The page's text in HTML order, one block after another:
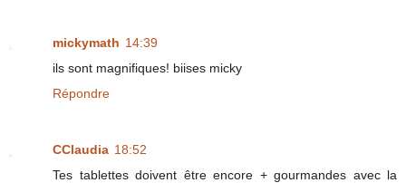
mickymath 14:39
ils sont magnifiques! biises micky
Répondre
CClaudia 18:52
Tes tablettes doivent être encore + gourmandes avec la